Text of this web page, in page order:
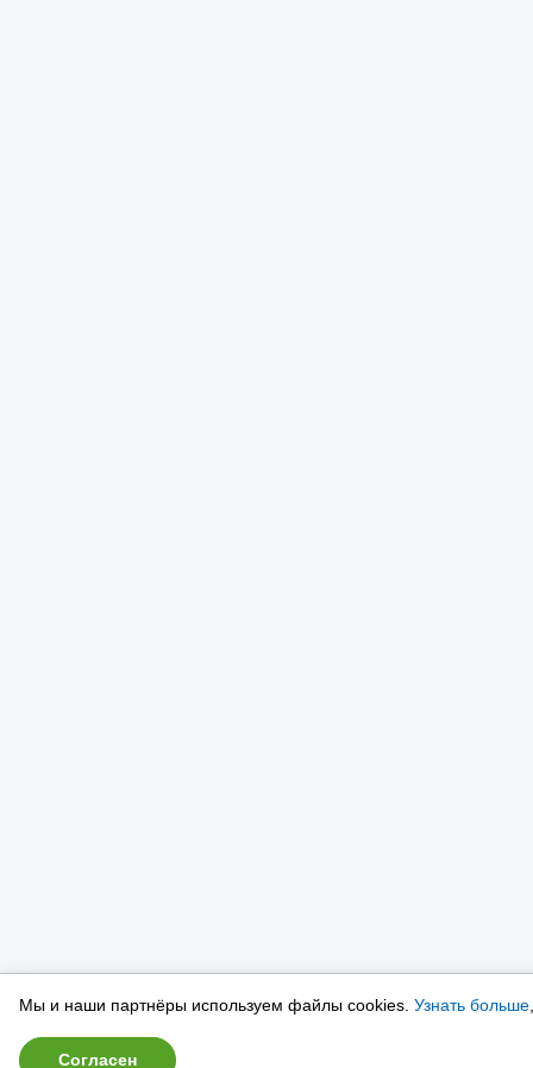
Мы и наши партнёры используем файлы cookies. Узнать больше
Согласен